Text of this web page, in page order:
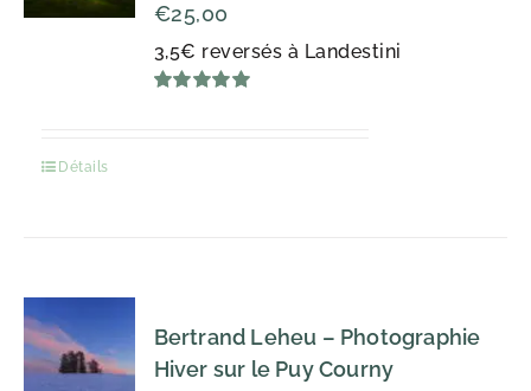
3,5€ reversés à Landestini
€25,00
Détails
Bertrand Leheu – Photographie
Hiver sur le Puy Courny